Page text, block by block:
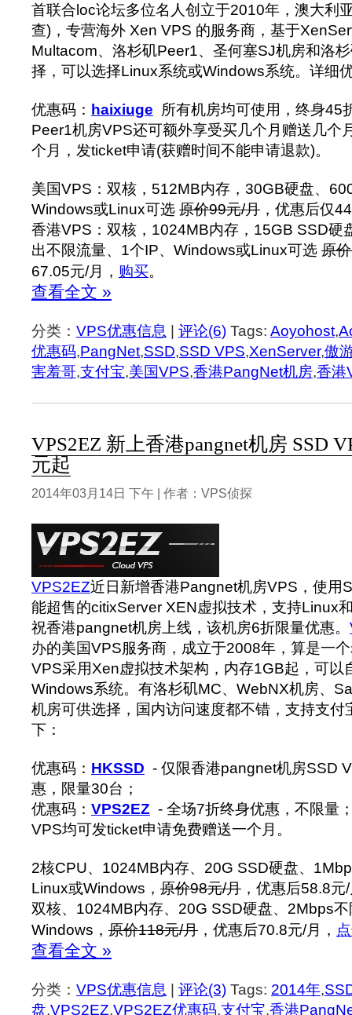
首联合loc论坛多位名人创立于2010年，澳大利
查)，专营海外 Xen VPS 的服务商，基于
Multacom、洛杉矶Peer1、圣何塞SJ机房和洛
择，可以选择Linux系统或Windows系统。详细
优惠码： haixiuge 所有机房均可使用，终身45
Peer1机房VPS还可额外享受买几个月赠送几个
个月，发ticket申请(获赠时间不能申请退款)。
美国VPS：双核，512MB内存，30GB硬盘、
Windows或Linux可选 原价99元/月 ，优惠后仅
香港VPS：双核，1024MB内存，15GB SSD硬
出不限流量、1个IP、Windows或Linux可选 原
67.05元/月， 购买。
查看全文 »
分类： VPS优惠信息 | 评论(6) Tags: Aoyohost,
优惠码,PangNet,SSD,SSD VPS,XenServer,傲
害羞哥,支付宝,美国VPS,香港PangNet机房,香港
VPS2EZ 新上香港pangnet机房 SSD
元起
2014年03月14日 下午 | 作者：VPS侦探
VPS2EZ近日新增香港Pangnet机房VPS，使用
能超售的citixServer XEN虚拟技术，支持Linux
祝香港pangnet机房上线，该机房6折限量优惠。
办的美国VPS服务商，成立于2008年，算是一
VPS采用Xen虚拟技术架构，内存1GB起，可以
Windows系统。有洛杉矶MC、WebNX机房、
机房可供选择，国内访问速度都不错，支持支付
下：
优惠码： HKSSD - 仅限香港pangnet机房SSD
惠，限量30台；
优惠码： VPS2EZ - 全场7折终身优惠，不限量
VPS均可发ticket申请免费赠送一个月。
2核CPU、1024MB内存、20G SSD硬盘、
Linux或Windows， 原价98元/月 ，优惠后58.8元
双核、1024MB内存、20G SSD硬盘、2Mbps
Windows， 原价118元/月 ，优惠后70.8元/月，
查看全文 »
分类： VPS优惠信息 | 评论(3) Tags: 2014年,
盘,VPS2EZ,VPS2EZ优惠码,支付宝,香港